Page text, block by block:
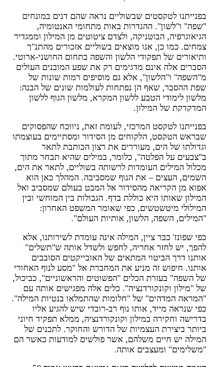
לטקסטים שבשוליים נראה שהם דנים במונחים
ו"לשון". ההגדרות באות מתחומי האנטומיה,
הבוטניקה, ולצדם ציטוטים מן המילון וממגדיר
כמו כן, אנו מוצאים בשוליים אזכורים מהתנ"ך
של תפקודי הלשון והשפה בתחום החושני-ארוטי.
אלה אינם מדגימים רק את שפע המובנים העולים
ו"הלשון", אלא גם מוסיפים רמות שונות של
ההסבר, שאף הן נפתחות לעולמות שונים של הבנה:
לימודי הטבע ללשון המקרא, מלשון הגוף ללשון
של המילון.
לטקסט המרכזי, לעומת זאת, ניווכח שהפסוקים
הטקסט, הלקוחים מן הסידור ומסתיימים בעוצמתו
של הים, מעוררים את רצון הכותבת לתאר
על הפלטה", כלומר, במילים שהיא תבחר מתוך
המילים העומדות לרשותה בשוליים, לתאר את הים,
העצים – את הנוף שמסביבה. המהלך כאן הוא
מן הקריאה מהסידור אל המבט בעולם שמסביב ואל
שאותו היא כוללת בדף. הגבולות בין המוחשי ובין
מיטשטשים, כפי שאומר המשפט האחרון:
השפה, הלשון, אותיות העולם".
שפונז' כבר ציין, המילה אינה עומדת לשירותנו, אלא
יש לחזר אחריה, לחפש ולשדל אותה ש"תשלים"
דרך הביטוי המתאים של האובייקטים הסובבים
חיפוש זה מניע את המחברת אל "מסע לנוף האחורי
השפה" בעזרת הכלים "הפשוטים והראשוניים", כביכול,
"מילון וקונקורדנציה". כלים אלה מפגישים אותה עם
המדהים" של "חלומות שהתמלאו בנטיות המילה".
שנראה מייד, אותו נוף רב-רובדי שיש להגיע אליו
וחקירה במילון וקונקורדנציה, ממלא תפקיד חיוני
ביצירת העצמיות של הדורש והחוקר. לתכנים של
יש חיים משלהם, אשר פולשים למודעות כאשר הם
ומעצבים אותה.